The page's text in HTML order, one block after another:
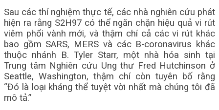
Sau các thí nghiệm thực tế, các nhà nghiên cứu phát
hiện ra rằng S2H97 có thể ngăn chặn hiệu quả vi rút
viêm phổi vành mới, và thậm chí cả các vi rút khác
bao gồm SARS, MERS và các B-coronavirus khác
thuộc nhánh B. Tyler Starr, một nhà hóa sinh tại
Trung tâm Nghiên cứu Ung thư Fred Hutchinson ở
Seattle, Washington, thậm chí còn tuyên bố rằng
“Đó là loại kháng thể tuyệt vời nhất mà chúng tôi đã
mô tả.”